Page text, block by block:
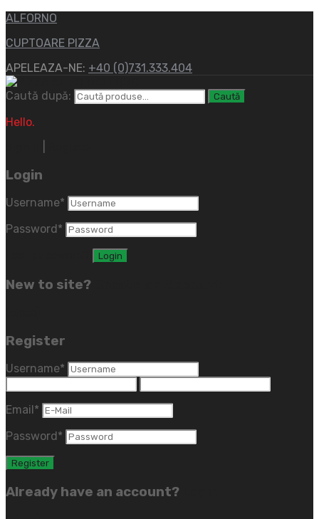
ALFORNO
CUPTOARE PIZZA
APELEAZA-NE: +40 (0)731.333.404
Caută după: Caută
Hello.
Login
Username*
Password *
New to site?
Register
Username*
Email *
Password *
Already have an account?